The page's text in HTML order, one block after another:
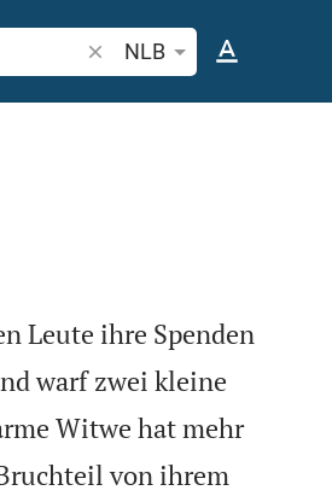
Bibelstelle oder Begriff suchen
NLB
Leute ihre Spenden
warf zwei kleine
Witwe hat mehr
von ihrem